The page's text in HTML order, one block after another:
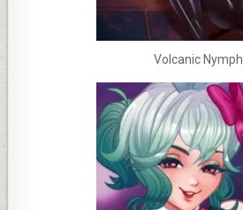
Volcanic Nymph